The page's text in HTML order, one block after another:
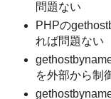
問題ない
PHPの
れば問題ない
を外部から制